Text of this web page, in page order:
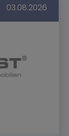
03.08.2026